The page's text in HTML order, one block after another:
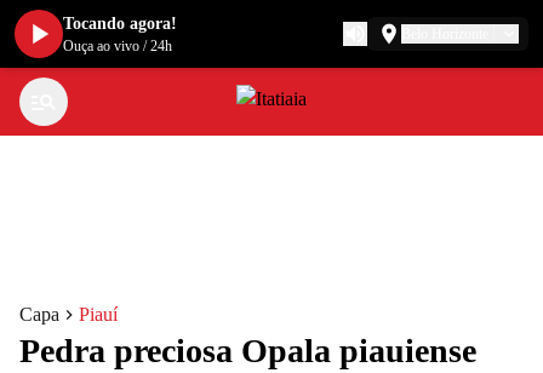
Capa Piauí
Pedra preciosa Opala piauiense
Tocando agora!
Ouça ao vivo /24h